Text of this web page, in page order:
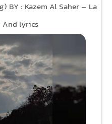
BY : Kazem Al Saher – La
lyrics